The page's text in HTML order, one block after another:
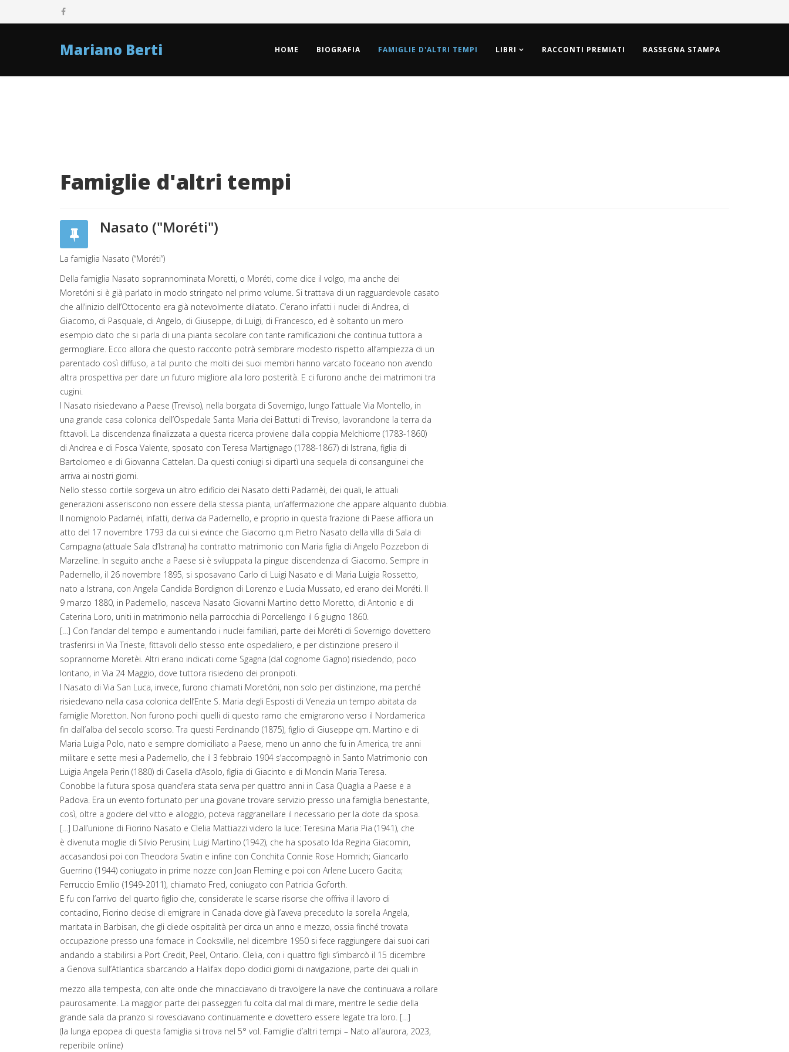
Mariano Berti HOME BIOGRAFIA FAMIGLIE D'ALTRI TEMPI LIBRI RACCONTI PREMIATI RASSEGNA STAMPA
Famiglie d'altri tempi
Nasato ("Moréti")
La famiglia Nasato (“Moréti”)
Della famiglia Nasato soprannominata Moretti, o Moréti, come dice il volgo, ma anche dei
Moretóni si è già parlato in modo stringato nel primo volume. Si trattava di un ragguardevole casato
che all’inizio dell’Ottocento era già notevolmente dilatato. C’erano infatti i nuclei di Andrea, di
Giacomo, di Pasquale, di Angelo, di Giuseppe, di Luigi, di Francesco, ed è soltanto un mero
esempio dato che si parla di una pianta secolare con tante ramificazioni che continua tuttora a
germogliare. Ecco allora che questo racconto potrà sembrare modesto rispetto all’ampiezza di un
parentado così diffuso, a tal punto che molti dei suoi membri hanno varcato l’oceano non avendo
altra prospettiva per dare un futuro migliore alla loro posterità. E ci furono anche dei matrimoni tra
cugini.
I Nasato risiedevano a Paese (Treviso), nella borgata di Sovernigo, lungo l’attuale Via Montello, in
una grande casa colonica dell’Ospedale Santa Maria dei Battuti di Treviso, lavorandone la terra da
fittavoli. La discendenza finalizzata a questa ricerca proviene dalla coppia Melchiorre (1783-1860)
di Andrea e di Fosca Valente, sposato con Teresa Martignago (1788-1867) di Istrana, figlia di
Bartolomeo e di Giovanna Cattelan. Da questi coniugi si dipartì una sequela di consanguinei che
arriva ai nostri giorni.
Nello stesso cortile sorgeva un altro edificio dei Nasato detti Padarnèi, dei quali, le attuali
generazioni asseriscono non essere della stessa pianta, un’affermazione che appare alquanto dubbia.
Il nomignolo Padarnéi, infatti, deriva da Padernello, e proprio in questa frazione di Paese affiora un
atto del 17 novembre 1793 da cui si evince che Giacomo q.m Pietro Nasato della villa di Sala di
Campagna (attuale Sala d’Istrana) ha contratto matrimonio con Maria figlia di Angelo Pozzebon di
Marzelline. In seguito anche a Paese si è sviluppata la pingue discendenza di Giacomo. Sempre in
Padernello, il 26 novembre 1895, si sposavano Carlo di Luigi Nasato e di Maria Luigia Rossetto,
nato a Istrana, con Angela Candida Bordignon di Lorenzo e Lucia Mussato, ed erano dei Moréti. Il
9 marzo 1880, in Padernello, nasceva Nasato Giovanni Martino detto Moretto, di Antonio e di
Caterina Loro, uniti in matrimonio nella parrocchia di Porcellengo il 6 giugno 1860.
[…] Con l’andar del tempo e aumentando i nuclei familiari, parte dei Moréti di Sovernigo dovettero
trasferirsi in Via Trieste, fittavoli dello stesso ente ospedaliero, e per distinzione presero il
soprannome Moretèi. Altri erano indicati come Sgagna (dal cognome Gagno) risiedendo, poco
lontano, in Via 24 Maggio, dove tuttora risiedeno dei pronipoti.
I Nasato di Via San Luca, invece, furono chiamati Moretóni, non solo per distinzione, ma perché
risiedevano nella casa colonica dell’Ente S. Maria degli Esposti di Venezia un tempo abitata da
famiglie Moretton. Non furono pochi quelli di questo ramo che emigrarono verso il Nordamerica
fin dall’alba del secolo scorso. Tra questi Ferdinando (1875), figlio di Giuseppe qm. Martino e di
Maria Luigia Polo, nato e sempre domiciliato a Paese, meno un anno che fu in America, tre anni
militare e sette mesi a Padernello, che il 3 febbraio 1904 s’accompagnò in Santo Matrimonio con
Luigia Angela Perin (1880) di Casella d’Asolo, figlia di Giacinto e di Mondin Maria Teresa.
Conobbe la futura sposa quand’era stata serva per quattro anni in Casa Quaglia a Paese e a
Padova. Era un evento fortunato per una giovane trovare servizio presso una famiglia benestante,
così, oltre a godere del vitto e alloggio, poteva raggranellare il necessario per la dote da sposa.
[…] Dall’unione di Fiorino Nasato e Clelia Mattiazzi videro la luce: Teresina Maria Pia (1941), che
è divenuta moglie di Silvio Perusini; Luigi Martino (1942), che ha sposato Ida Regina Giacomin,
accasandosi poi con Theodora Svatin e infine con Conchita Connie Rose Homrich; Giancarlo
Guerrino (1944) coniugato in prime nozze con Joan Fleming e poi con Arlene Lucero Gacita;
Ferruccio Emilio (1949-2011), chiamato Fred, coniugato con Patricia Goforth.
E fu con l’arrivo del quarto figlio che, considerate le scarse risorse che offriva il lavoro di
contadino, Fiorino decise di emigrare in Canada dove già l’aveva preceduto la sorella Angela,
maritata in Barbisan, che gli diede ospitalità per circa un anno e mezzo, ossia finché trovata
occupazione presso una fornace in Cooksville, nel dicembre 1950 si fece raggiungere dai suoi cari
andando a stabilirsi a Port Credit, Peel, Ontario. Clelia, con i quattro figli s’imbarcò il 15 dicembre
a Genova sull’Atlantica sbarcando a Halifax dopo dodici giorni di navigazione, parte dei quali in
mezzo alla tempesta, con alte onde che minacciavano di travolgere la nave che continuava a rollare
paurosamente. La maggior parte dei passeggeri fu colta dal mal di mare, mentre le sedie della
grande sala da pranzo si rovesciavano continuamente e dovettero essere legate tra loro. […]
(la lunga epopea di questa famiglia si trova nel 5° vol. Famiglie d’altri tempi – Nato all’aurora, 2023,
reperibile online)